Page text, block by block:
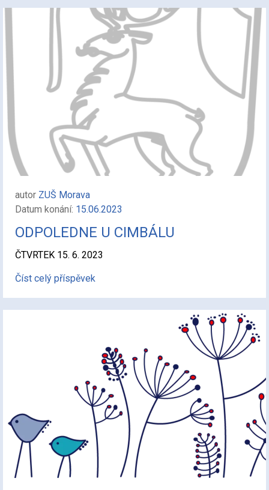
autor ZUŠ Morava
Datum konání: 15.06.2023
ODPOLEDNE U CIMBÁLU
ČTVRTEK 15. 6. 2023
Číst celý příspěvek